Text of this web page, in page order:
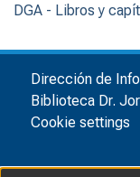
DGA - Libros y
Dirección de
Biblioteca Dr.
Cookie settings